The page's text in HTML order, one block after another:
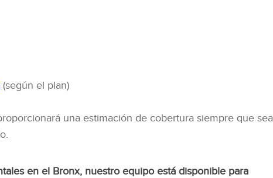
(según el plan)
una estimación de cobertura siempre que sea
en el Bronx, nuestro equipo está disponible para